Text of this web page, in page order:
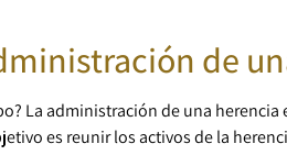
de
La administración de una
es reunir los activos de la